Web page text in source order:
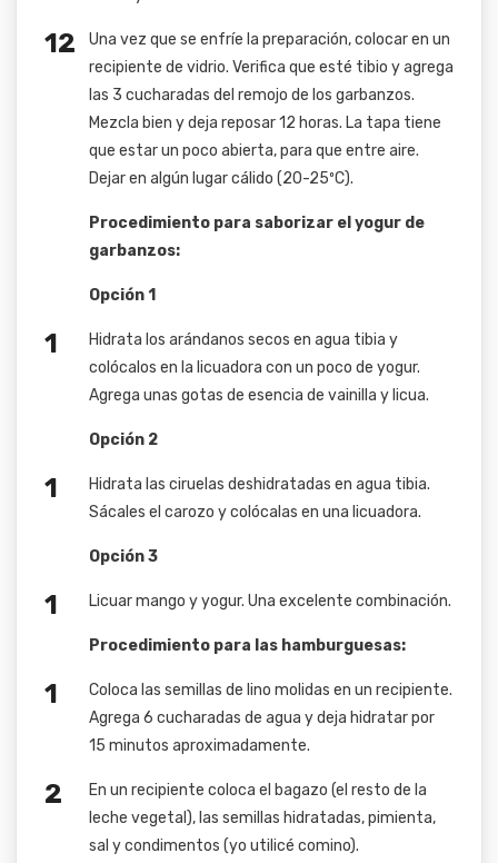
Una vez que se enfríe la preparación, colocar en un
recipiente de vidrio. Verifica que esté tibio y agrega
las 3 cucharadas del remojo de los garbanzos.
Mezcla bien y deja reposar 12 horas. La tapa tiene
que estar un poco abierta, para que entre aire.
Dejar en algún lugar cálido (20-25ºC).
Procedimiento para saborizar el yogur de
garbanzos:
Opción 1
Hidrata los arándanos secos en agua tibia y
colócalos en la licuadora con un poco de yogur.
Agrega unas gotas de esencia de vainilla y licua.
Opción 2
Hidrata las ciruelas deshidratadas en agua tibia.
Sácales el carozo y colócalas en una licuadora.
Opción 3
Licuar mango y yogur. Una excelente combinación.
Procedimiento para las hamburguesas:
Coloca las semillas de lino molidas en un recipiente.
Agrega 6 cucharadas de agua y deja hidratar por
15 minutos aproximadamente.
En un recipiente coloca el bagazo (el resto de la
leche vegetal), las semillas hidratadas, pimienta,
sal y condimentos (yo utilicé comino).